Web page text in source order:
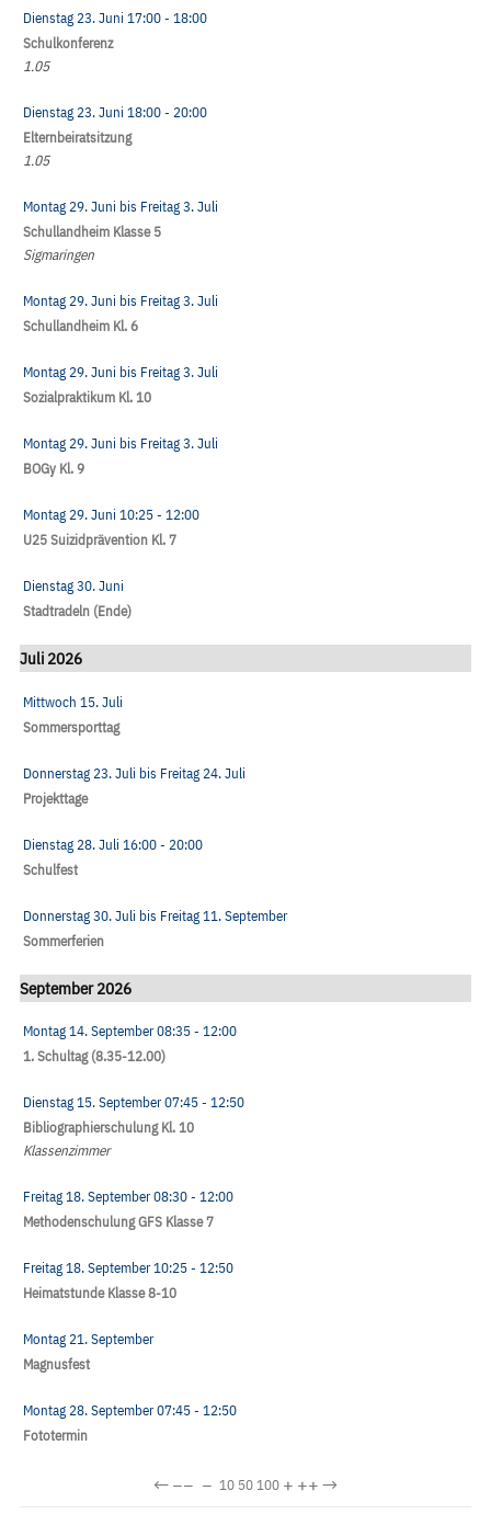
Dienstag 23. Juni 17:00- 18:00
Schulkonferenz
1.05
Dienstag 23. Juni 18:00- 20:00
Elternbeiratsitzung
1.05
Montag 29. Juni bis Freitag 3. Juli
Schullandheim Klasse 5
Sigmaringen
Montag 29. Juni bis Freitag 3. Juli
Schullandheim Kl. 6
Montag 29. Juni bis Freitag 3. Juli
Sozialpraktikum Kl. 10
Montag 29. Juni bis Freitag 3. Juli
BOGy Kl. 9
Montag 29. Juni 10:25- 12:00
U25 Suizidprävention Kl. 7
Dienstag 30. Juni
Stadtradeln (Ende)
Juli 2026
Mittwoch 15. Juli
Sommersporttag
Donnerstag 23. Juli bis Freitag 24. Juli
Projekttage
Dienstag 28. Juli 16:00- 20:00
Schulfest
Donnerstag 30. Juli bis Freitag 11. September
Sommerferien
September 2026
Montag 14. September08:35- 12:00
1. Schultag (8.35-12.00)
Dienstag 15. September07:45- 12:50
Bibliographierschulung Kl. 10
Klassenzimmer
Freitag 18. September08:30- 12:00
Methodenschulung GFS Klasse 7
Freitag 18. September10:25- 12:50
Heimatstunde Klasse 8-10
Montag 21. September
Magnusfest
Montag 28. September07:45- 12:50
Fototermin
←−− − 10 50100 + ++→